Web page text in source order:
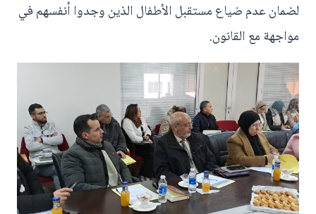
لضمان عدم ضياع مستقبل الأطفال الذين وجدوا أنفسهم في
مواجهة مع القانون.